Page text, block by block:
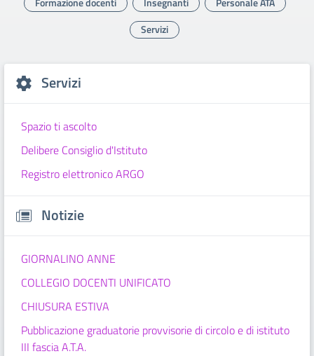
Servizi
Servizi
Spazio ti ascolto
Delibere Consiglio d'Istituto
Registro elettronico ARGO
Notizie
GIORNALINO ANNE
COLLEGIO DOCENTI UNIFICATO
CHIUSURA ESTIVA
Pubblicazione graduatorie provvisorie di circolo e di istituto
III fascia A.T.A.